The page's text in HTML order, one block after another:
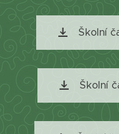
Školní
Školní